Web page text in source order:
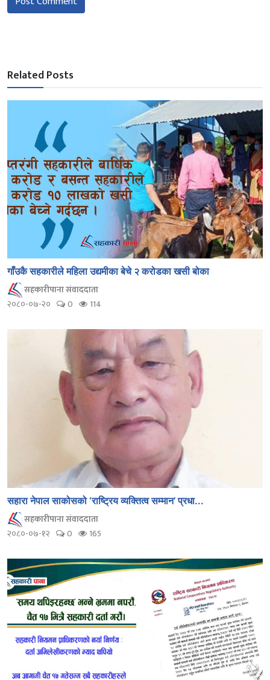
Related Posts
गाँउकै सहकारीले महिला उद्यमीका बेचे २ करोडका खसी बोका
सहकारीपाना संवाददाता
२०८०-०७-२०
0 114
सहारा नेपाल साकोसको ‘राष्ट्रिय व्यक्तित्व सम्मान’ प्रधा...
सहकारीपाना संवाददाता
२०८०-०७-१२
0 165